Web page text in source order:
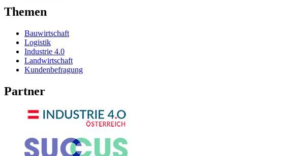
Themen
Bauwirtschaft
Logistik
Industrie 4.0
Landwirtschaft
Kundenbefragung
Partner